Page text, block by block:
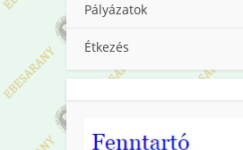
Pályázatok
Étkezés